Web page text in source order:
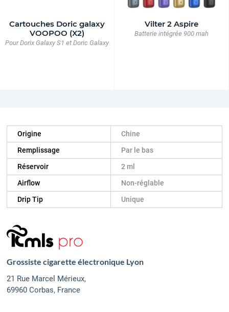
Cartouches Doric galaxy
VOOPOO (X2)
Pour Dorix Galaxy S1 et Doric Galaxy
Vilter 2 Aspire
Batterie intégrée 900 mah
Origine
Chine
Remplissage
Par le bas
Réservoir
2 ml
Airflow
Non-réglable
Drip Tip
Unique
Grossiste cigarette électronique Lyon
21 Rue Marcel Mérieux,
69960 Corbas, France